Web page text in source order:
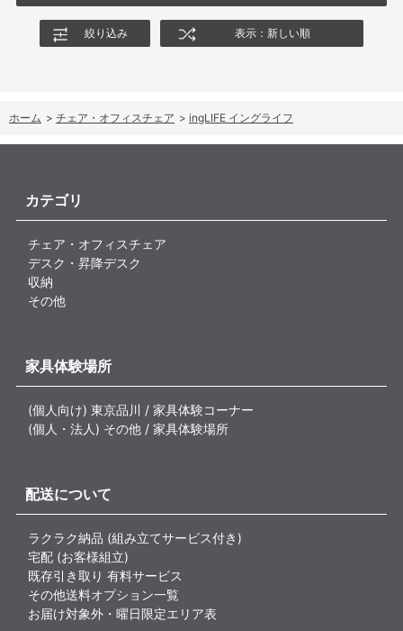
ールームのKOKUYO社員さんからも「もたれかかるイスではない
のでそこまで心配しなくても大丈夫」とのコメント通り、実際使
絞り込み 表示：新しい順
ホーム > チェア・オフィスチェア > ingLIFE イングライフ
カテゴリ
チェア・オフィスチェア
デスク・昇降デスク
収納
その他
家具体験場所
(個人向け) 東京品川 / 家具体験コーナー
(個人・法人) その他 / 家具体験場所
配送について
ラクラク納品 (組み立てサービス付き)
宅配 (お客様組立)
既存引き取り 有料サービス
その他送料オプション一覧
お届け対象外・曜日限定エリア表